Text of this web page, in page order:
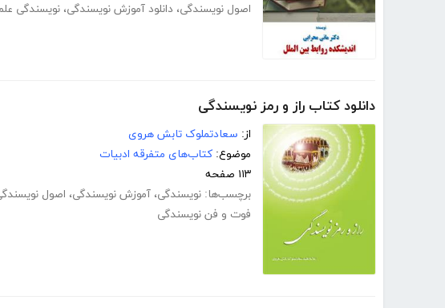
اصول نویسندگی، دانلود آموزش نویسندگی، نویسندگی
دانلود کتاب راز و رمز نویسندگی
از: سعادتملوک تابش هروی
موضوع: کتاب‌های متفرقه ادبیات
۱۱۳ صفحه
برچسب‌ها: نویسندگی، آموزش نویسندگی، اصول
فوت و فن نویسندگی